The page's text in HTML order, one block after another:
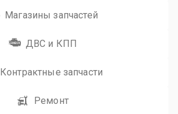
Магазины запчастей
ДВС и КПП
Контрактные запчасти
Ремонт